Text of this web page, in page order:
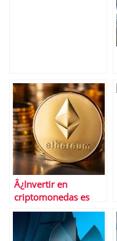
Â¿Invertir en
criptomonedas es
para todos los
inversores?